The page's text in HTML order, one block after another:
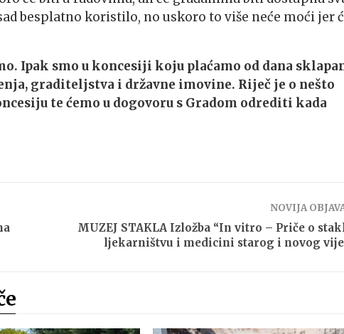
besplatno koristilo, no uskoro to više neće moći jer
Ipak smo u koncesiji koju plaćamo od dana
graditeljstva i državne imovine. Riječ je o nešto
te ćemo u dogovoru s Gradom odrediti kada
NOVIJA
MUZEJ STAKLA Izložba “In vitro – Priče o
ljekarništvu i medicini starog i novog